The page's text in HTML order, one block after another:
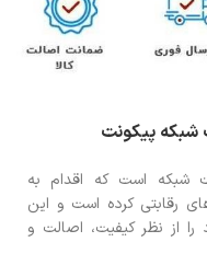
شبکه پیکونت
شبکه است که اقدام به
رقابتی کرده است و این
از نظر کیفیت، اصالت و